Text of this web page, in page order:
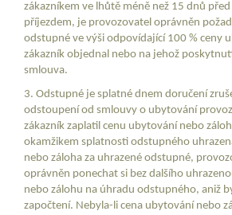
zákazníkem ve lhůtě méně než 15 dnů
příjezdem, je provozovatel oprávněn
odstupné ve výši odpovídající 100 % ceny
zákazník objednal nebo na jehož
smlouva.
3. Odstupné je splatné dnem doručení
odstoupení od smlouvy o ubytování
zákazník zaplatil cenu ubytování nebo
okamžikem splatnosti odstupného
nebo záloha za uhrazené odstupné,
oprávněn ponechat si bez dalšího
nebo zálohu na úhradu odstupného, aniž
započtení. Nebyla-li cena ubytování nebo